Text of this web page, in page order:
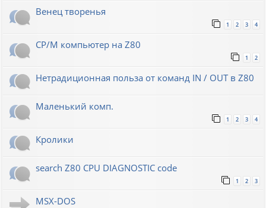
Венец творенья
1 2 3 4
CP/M компьютер на Z80
1 2
Нетрадиционная польза от команд IN / OUT в Z80
Маленький комп.
1 2 3 4
Кролики
search Z80 CPU DIAGNOSTIC code
1 2 3
MSX-DOS